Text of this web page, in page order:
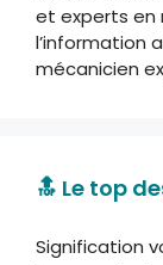
et experts en
l’information
mécanicien
🔝 Le top
Signification